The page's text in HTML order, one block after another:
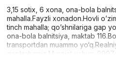
3,15 sotix, 6 xona, ona-bola
mahalla.Fayzli xonadon.Hovli
tinch mahalla; qo’shnilariga gap
ona-bola balnitsiya, maktab
transportdan muammo
gaplashamiz.Murojat uchun: